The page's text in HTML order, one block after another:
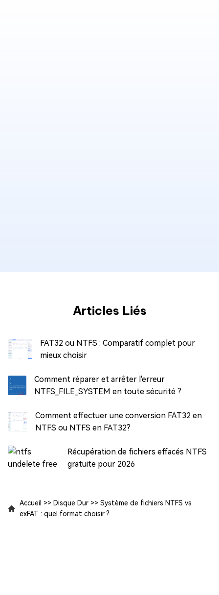
Articles Liés
FAT32 ou NTFS : Comparatif complet pour
mieux choisir
Comment réparer et arrêter l'erreur
NTFS_FILE_SYSTEM en toute sécurité ?
Comment effectuer une conversion FAT32 en
NTFS ou NTFS en FAT32?
Récupération de fichiers effacés NTFS
gratuite pour 2026
Accueil >> Disque Dur >> Système de fichiers NTFS vs
exFAT : quel format choisir ?